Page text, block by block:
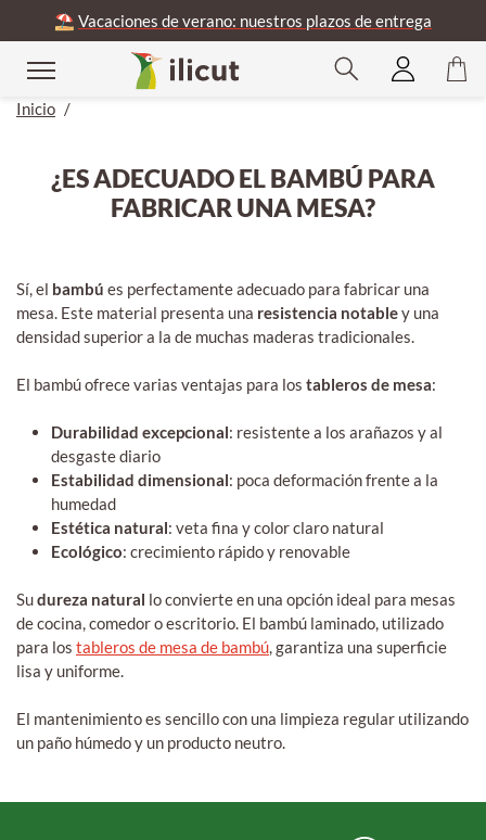
⛱️ Vacaciones de verano: nuestros plazos de entrega
Inicio /
¿ES ADECUADO EL BAMBÚ PARA
FABRICAR UNA MESA?
Sí, el bambú es perfectamente adecuado para fabricar una
mesa. Este material presenta una resistencia notabley una
densidad superior a la de muchas maderas tradicionales.
El bambú ofrece varias ventajas para los tableros de mesa:
Durabilidad excepcional: resistente a los arañazos y al
desgaste diario
Estabilidad dimensional: poca deformación frente a la
humedad
Estética natural: veta fina y color claro natural
Ecológico: crecimiento rápido y renovable
Sudureza natural lo convierte en una opción ideal para mesas
de cocina, comedor o escritorio. El bambú laminado, utilizado
para los tableros de mesa de bambú, garantiza una superficie
lisa y uniforme.
El mantenimiento es sencillo con una limpieza regular utilizando
un paño húmedo y un producto neutro.